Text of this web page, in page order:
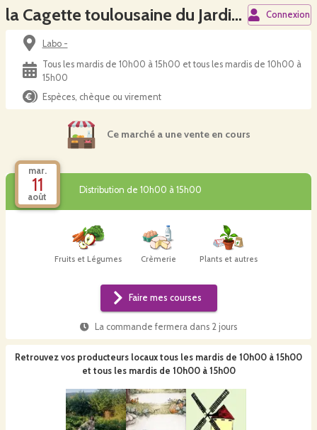
la Cagette toulousaine du Jardin de Pluie Connexion
Labo -
Tous les mardis de 10h00 à 15h00 et tous les mardis de 10h00 à
15h00
Espèces, chèque ou virement
Ce marché a une vente en cours
mar.
11
août
Distribution de 10h00 à 15h00
Fruits et Légumes Crèmerie Plants et autres
Faire mes courses
La commande fermera dans 2 jours
Retrouvez vos producteurs locaux tous les mardis de 10h00 à 15h00
et tous les mardis de 10h00 à 15h00